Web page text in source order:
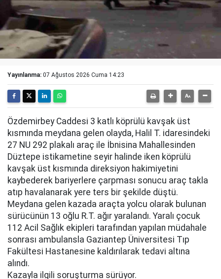
Yayınlanma: 07 Ağustos 2026 Cuma 14:23
Özdemirbey Caddesi 3 katlı köprülü kavşak üst
kısmında meydana gelen olayda, Halil T. idaresindeki
27 NU 292 plakalı araç ile İbnisina Mahallesinden
Düztepe istikametine seyir halinde iken köprülü
kavşak üst kısmında direksiyon hakimiyetini
kaybederek bariyerlere çarpması sonucu araç takla
atıp havalanarak yere ters bir şekilde düştü.
Meydana gelen kazada araçta yolcu olarak bulunan
sürücünün 13 oğlu R.T. ağır yaralandı. Yaralı çocuk
112 Acil Sağlık ekipleri tarafından yapılan müdahale
sonrası ambulansla Gaziantep Üniversitesi Tıp
Fakültesi Hastanesine kaldırılarak tedavi altına
alındı.
Kazayla ilgili soruşturma sürüyor.